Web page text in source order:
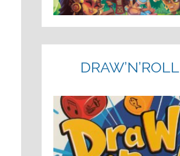
DRAW’N’ROLL